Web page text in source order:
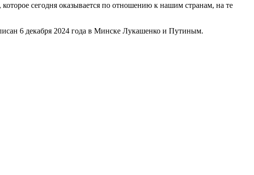
сегодня оказывается по отношению к нашим странам, на те
6 декабря 2024 года в Минске Лукашенко и Путиным.